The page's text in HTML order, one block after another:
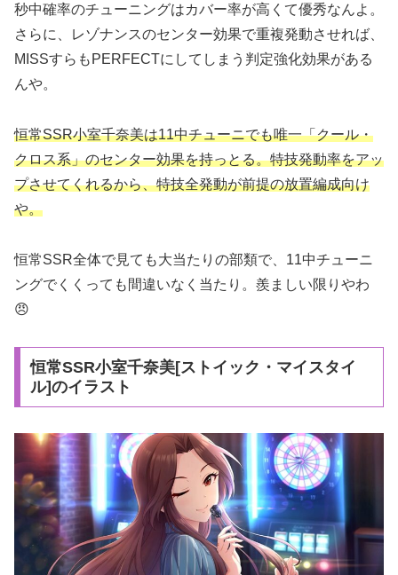
秒中確率のチューニングはカバー率が高くて優秀なんよ。
さらに、レゾナンスのセンター効果で重複発動させれば、
MISSすらもPERFECTにしてしまう判定強化効果がある
んや。
恒常SSR小室千奈美は11中チューニでも唯一「クール・
クロス系」のセンター効果を持っとる。特技発動率をアッ
プさせてくれるから、特技全発動が前提の放置編成向け
や。
恒常SSR全体で見ても大当たりの部類で、11中チューニ
ングでくくっても間違いなく当たり。羨ましい限りやわ
😠
恒常SSR小室千奈美[ストイック・マイスタイ
ル]のイラスト